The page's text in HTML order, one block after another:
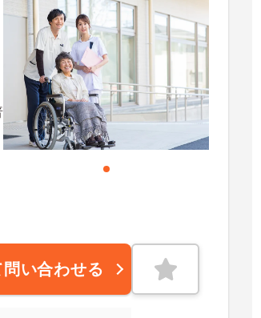
い合わせる